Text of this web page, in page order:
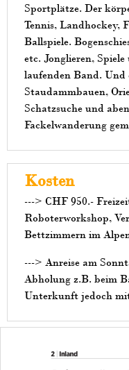
Sportplätze. Der
Tennis, Landhockey,
Ballspiele.
etc. Jonglieren,
laufenden Band. Und
Staudammbauen,
Schatzsuche und
Fackelwanderung
Kosten
---> CHF 950.-
Roboterworkshop,
Bettzimmern im
---> Anreise am
Abholung z.B. beim
Unterkunft jedoch